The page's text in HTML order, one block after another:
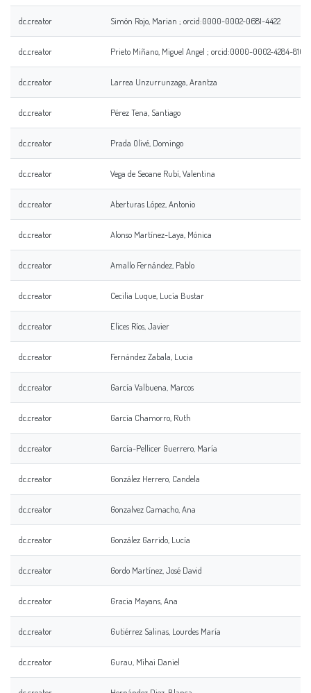
dc.creator Simón Rojo, Marian ; orcid:0000-0002-0681-4422
dc.creator Prieto Miñano, Miguel Angel ; orcid:0000-0002-4284-8160
dc.creator Larrea Unzurrunzaga, Arantza
dc.creator Pérez Tena, Santiago
dc.creator Prada Olivé, Domingo
dc.creator Vega de Seoane Rubí, Valentina
dc.creator Aberturas López, Antonio
dc.creator Alonso Martínez-Laya, Mónica
dc.creator Amallo Fernández, Pablo
dc.creator Cecilia Luque, Lucía Bustar
dc.creator Elices Ríos, Javier
dc.creator Fernández Zabala, Lucia
dc.creator García Valbuena, Marcos
dc.creator García Chamorro, Ruth
dc.creator García-Pellicer Guerrero, María
dc.creator González Herrero, Candela
dc.creator Gonzalvez Camacho, Ana
dc.creator González Garrido, Lucía
dc.creator Gordo Martínez, José David
dc.creator Gracia Mayans, Ana
dc.creator Gutiérrez Salinas, Lourdes María
dc.creator Gurau, Mihai Daniel